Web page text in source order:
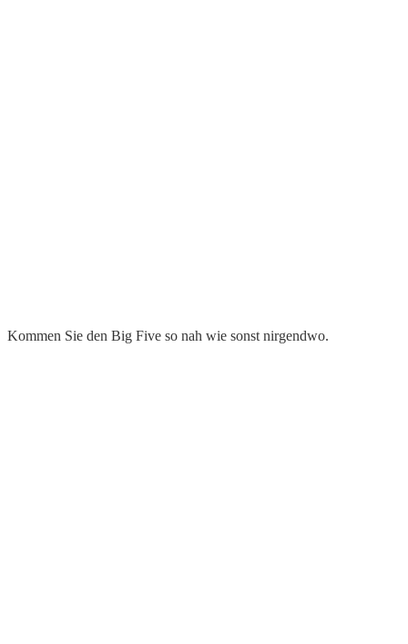
Kommen Sie den Big Five so nah wie sonst nirgendwo.